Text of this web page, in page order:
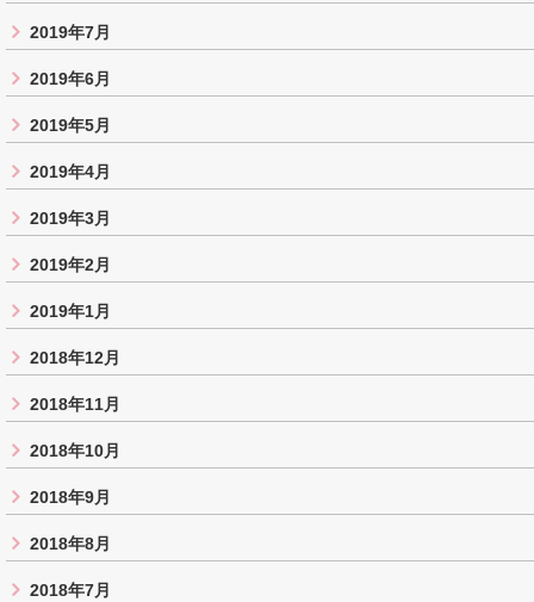
2019年7月
2019年6月
2019年5月
2019年4月
2019年3月
2019年2月
2019年1月
2018年12月
2018年11月
2018年10月
2018年9月
2018年8月
2018年7月